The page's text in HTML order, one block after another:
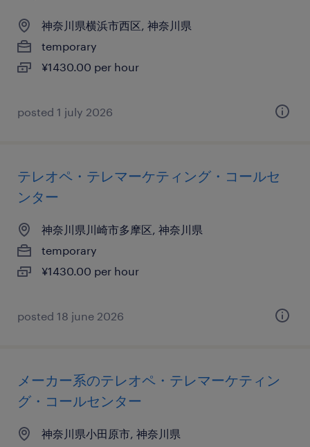
神奈川県横浜市西区, 神奈川県
temporary
¥1430.00 per hour
posted 1 july 2026
テレオペ・テレマーケティング・コールセ
ンター
神奈川県川崎市多摩区, 神奈川県
temporary
¥1430.00 per hour
posted 18 june 2026
メーカー系のテレオペ・テレマーケティン
グ・コールセンター
神奈川県小田原市, 神奈川県